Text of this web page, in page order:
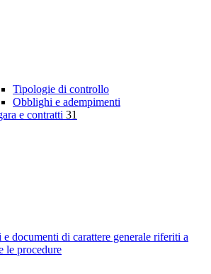
Tipologie di controllo
Obblighi e adempimenti
e contratti 31
e documenti di carattere generale riferiti a
le procedure